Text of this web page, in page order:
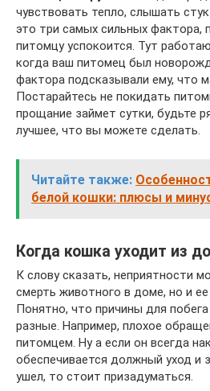
чувствовать тепло, слышать
это три самых сильных фактора,
питомцу успокоится. Тут
когда ваш питомец был
фактора подсказывали ему, что
Постарайтесь не покидать
прощание займет сутки, будьте
лучшее, что вы можете сделать.
Читайте также:
белой кошки: плюсы и
Когда кошка уходит из
К слову сказать, неприятности
смерть животного в доме, но и
Понятно, что причины для
разные. Например, плохое
питомцем. Ну а если он всегда
обеспечивается должный уход и
ушел, то стоит призадуматься.